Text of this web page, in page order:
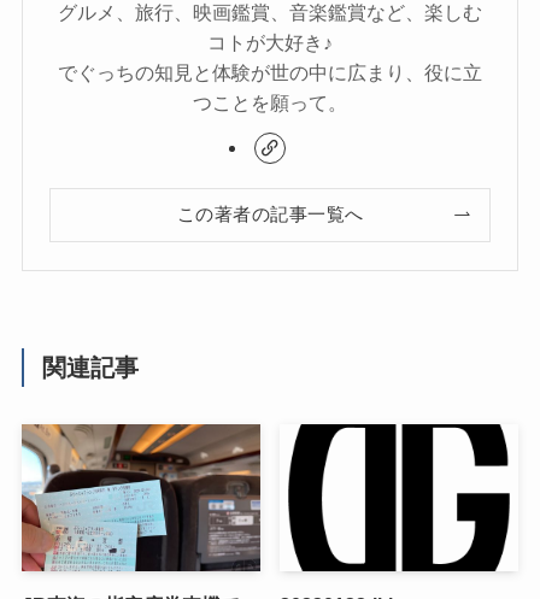
グルメ、旅行、映画鑑賞、音楽鑑賞など、楽しむ
コトが大好き♪
でぐっちの知見と体験が世の中に広まり、役に立
つことを願って。
この著者の記事一覧へ
関連記事